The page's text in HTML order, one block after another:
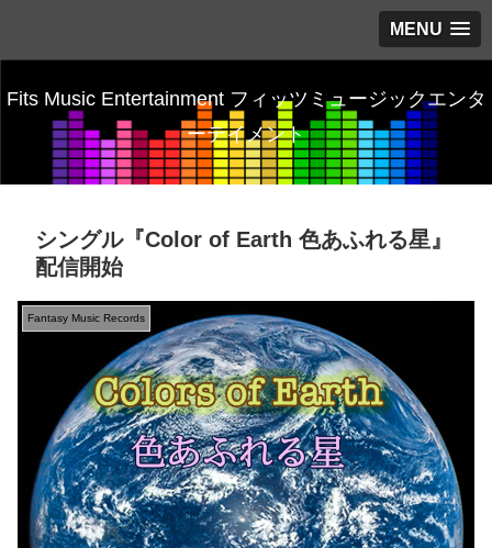
MENU
Fits Music Entertainment フィッツミュージックエンタ
ーテイメント
シングル『Color of Earth 色あふれる星』
配信開始
Fantasy Music Records